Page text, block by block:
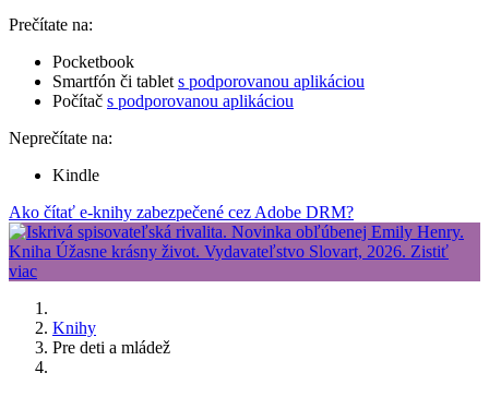
Prečítate na:
Pocketbook
Smartfón či tablet s podporovanou aplikáciou
Počítač s podporovanou aplikáciou
Neprečítate na:
Kindle
Ako čítať e-knihy zabezpečené cez Adobe DRM?
Knihy
Pre deti a mládež